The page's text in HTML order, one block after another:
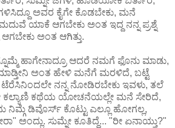
ಅವರ ಕೈಗೇ ಕೊಡಬೇಕು, ಮನೆ
ಯಾಕೆ ಆಗಬೇಕು ಅಂತ ಇದ್ದ ನನ್ನ ಪ್ರಶ್ನೆ
ಅಂತ ಆಗಿತ್ತು.
ಹಾಗೇನಾದ್ರೂ ಆದರೆ ನಮಗೆ ಫೊನು ಮಾಡು,
ಮಾಡ್ತೀನಿ ಅಂತ ಹೇಳಿ ಮನೆಗೆ ಮರಳಿದೆ, ಬಟ್ಟೆ
ಟೆರೆಸಿನಿಂದಲೇ ನನ್ನ ನೋಡಿರಬೇಕು ಇವಳು, ತಲೆ
ಕಲ್ಯಾಣಿ ಕಥೆಯ ಯೋಚನೆಯಲ್ಲೇ ಮನೆ ಸೇರಿದೆ,
ನಿಮ್ಗೆ ಡಿವೊರ್ಸ್ ಕೊಟ್ಟು ಎಲ್ಲೂ ಹೋಗಲ್ಲ,
ಅಂದ್ಲು. ಸುಮ್ನೇ ಕೂತಿದ್ದೆ... "ರೀ ಏನಾಯ್ತು?"